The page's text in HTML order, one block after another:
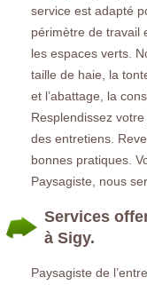
service est adapté
périmètre de travail
les espaces verts.
taille de haie, la
et l’abattage, la
Resplendissez
des entretiens.
bonnes pratiques.
Paysagiste, nous
Services
à Sigy.
Paysagiste de